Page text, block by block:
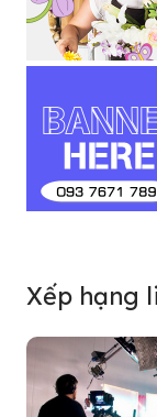
Xếp hạng